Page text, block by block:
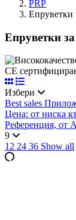
PRP
Епруветки
Епруветки
Избери
Best sales
Цена: от ниска
Референция, от
9
12 24 36 Show all